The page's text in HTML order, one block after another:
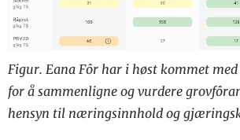
Figur. Eana Fôr har i høst kommet
for å sammenligne og vurdere
hensyn til næringsinnhold og